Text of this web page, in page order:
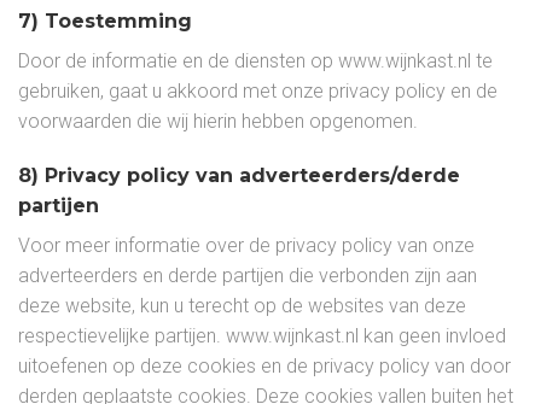
7) Toestemming
Door de informatie en de diensten op www.wijnkast.nl te
gebruiken, gaat u akkoord met onze privacy policy en de
voorwaarden die wij hierin hebben opgenomen.
8) Privacy policy van adverteerders/derde
partijen
Voor meer informatie over de privacy policy van onze
adverteerders en derde partijen die verbonden zijn aan
deze website, kun u terecht op de websites van deze
respectievelijke partijen. www.wijnkast.nl kan geen invloed
uitoefenen op deze cookies en de privacy policy van door
derden geplaatste cookies. Deze cookies vallen buiten het